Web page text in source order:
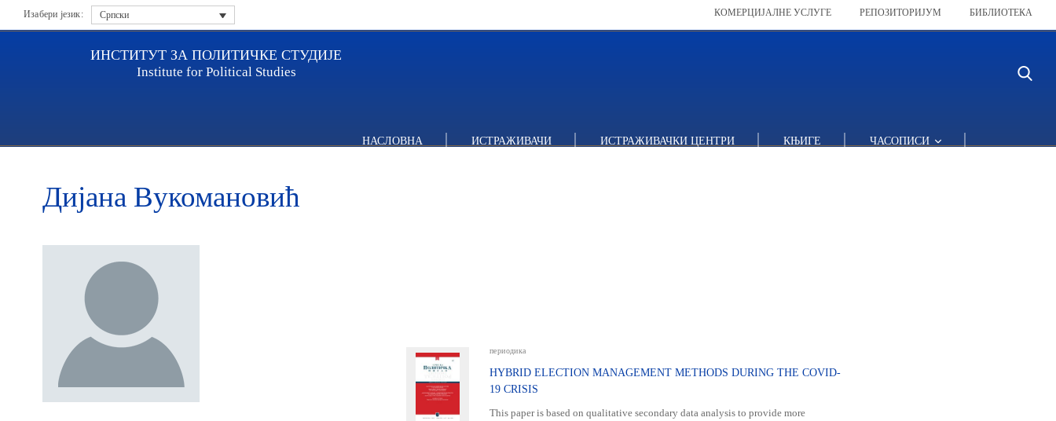
Изабери језик: Српски КОМЕРЦИЈАЛНЕ УСЛУГЕ РЕПОЗИТОРИЈУМ БИБЛИОТЕКА
ИНСТИТУТ ЗА ПОЛИТИЧКЕ СТУДИЈЕ
Institute for Political Studies
НАСЛОВНА ИСТРАЖИВАЧИ ИСТРАЖИВАЧКИ ЦЕНТРИ КЊИГЕ ЧАСОПИСИ
Дијана Вукомановић
периодика
HYBRID ELECTION MANAGEMENT METHODS DURING THE COVID-
19 CRISIS
This paper is based on qualitative secondary data analysis to provide more